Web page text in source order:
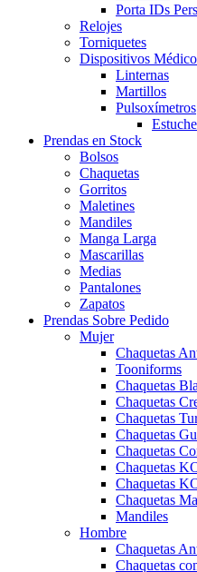
Porta IDs
Relojes
Torniquetes
Dispositivos
Linternas
Martillos
Pulsoxímetros
Prendas en Stock
Bolsos
Chaquetas
Gorritos
Maletines
Mandiles
Manga Larga
Mascarillas
Medias
Pantalones
Zapatos
Prendas Sobre Pedido
Mujer
Chaquetas
Tooniforms
Chaquetas
Chaquetas
Chaquetas
Chaquetas
Chaquetas
Chaquetas
Chaquetas
Chaquetas
Mandiles
Hombre
Chaquetas
Chaquetas